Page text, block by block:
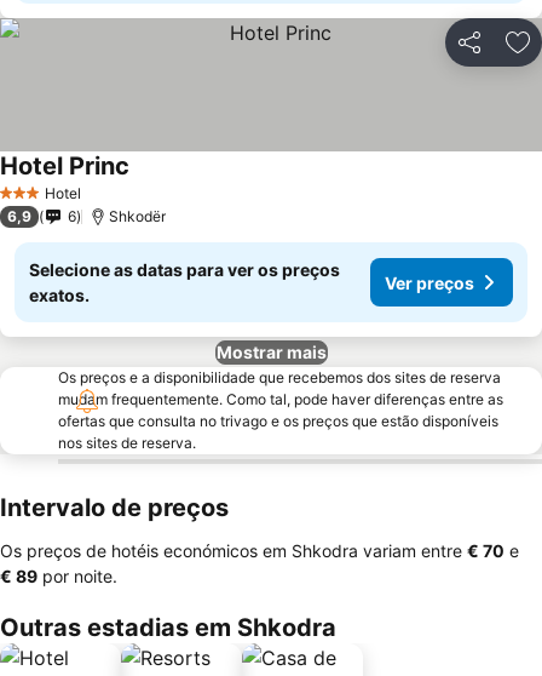
Partilhar
3 EstrelasHotel
Hotel Princ
6,9 6 Shkodër
Selecione as datas para ver os preços
exatos.
Ver preços
Mostrar mais
Os preços e a disponibilidade que recebemos dos sites de reserva
mudam frequentemente. Como tal, pode haver diferenças entre as
ofertas que consulta no trivago e os preços que estão disponíveis
nos sites de reserva.
Intervalo de preços
Os preços de hotéis económicos em Shkodra variam entre ‎€ 70 e
‎€ 89 por noite.
Outras estadias em Shkodra